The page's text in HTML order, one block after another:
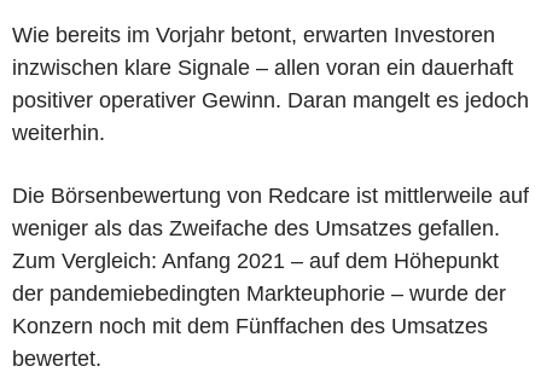
Wie bereits im Vorjahr betont, erwarten Investoren
inzwischen klare Signale – allen voran ein dauerhaft
positiver operativer Gewinn. Daran mangelt es jedoch
weiterhin.
Die Börsenbewertung von Redcare ist mittlerweile auf
weniger als das Zweifache des Umsatzes gefallen.
Zum Vergleich: Anfang 2021 – auf dem Höhepunkt
der pandemiebedingten Markteuphorie – wurde der
Konzern noch mit dem Fünffachen des Umsatzes
bewertet.